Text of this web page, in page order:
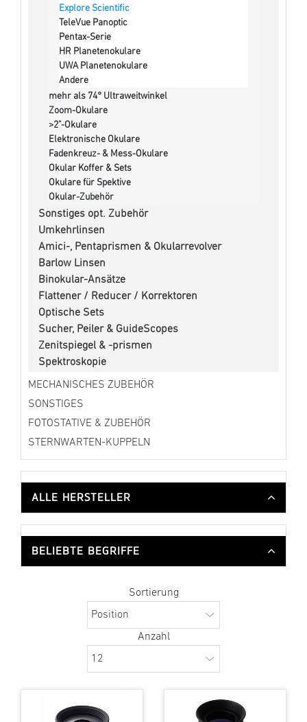
Explore Scientific
TeleVue Panoptic
Pentax-Serie
HR Planetenokulare
UWA Planetenokulare
Andere
mehr als 74° Ultraweitwinkel
Zoom-Okulare
>2"-Okulare
Elektronische Okulare
Fadenkreuz- & Mess-Okulare
Okular Koffer & Sets
Okulare für Spektive
Okular-Zubehör
Sonstiges opt. Zubehör
Umkehrlinsen
Amici-, Pentaprismen & Okularrevolver
Barlow Linsen
Binokular-Ansätze
Flattener / Reducer / Korrektoren
Optische Sets
Sucher, Peiler & GuideScopes
Zenitspiegel & -prismen
Spektroskopie
MECHANISCHES ZUBEHÖR
SONSTIGES
FOTOSTATIVE & ZUBEHÖR
STERNWARTEN-KUPPELN
ALLE HERSTELLER
BELIEBTE BEGRIFFE
Sortierung
Anzahl